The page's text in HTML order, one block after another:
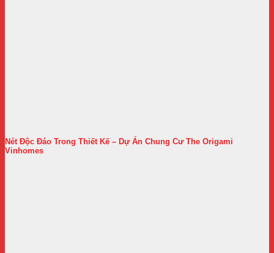
Nét Độc Đáo Trong Thiết Kế – Dự Án Chung Cư The Origami
Vinhomes